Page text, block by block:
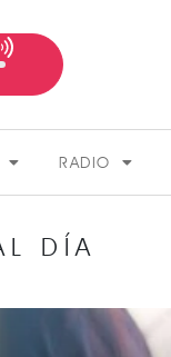
RADIO
DÍA